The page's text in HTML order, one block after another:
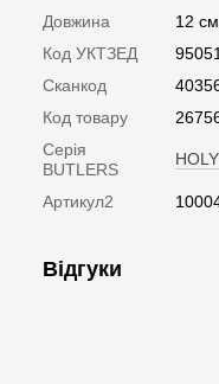
Довжина
12 см.
Код УКТЗЕД
Сканкод
Код товару
Серія
BUTLERS
Артикул2
Відгуки